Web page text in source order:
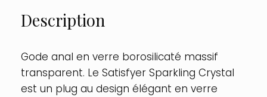
Satisfyer
Couleur
Transparent
Description
Gode anal en verre borosilicaté massif
transparent. Le Satisfyer Sparkling Crystal
est un plug au design élégant en verre